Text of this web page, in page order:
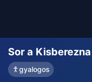
Sor a
gyalogos